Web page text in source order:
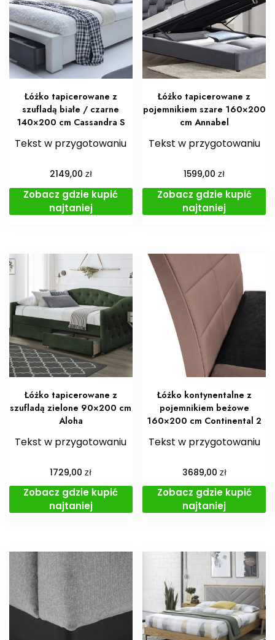
Łóżko tapicerowane z
szufladą białe / czarne
140×200 cm Cassandra S
Tekst w przygotowaniu
2149,00 zł
Zobacz gdzie kupić
najtaniej
Łóżko tapicerowane z
pojemnikiem szare 160×200
cm Annabel
Tekst w przygotowaniu
1599,00zł
Zobacz gdzie kupić
najtaniej
Łóżko tapicerowane z
szufladą zielone 90×200 cm
Aloha
Tekst w przygotowaniu
1729,00zł
Zobacz gdzie kupić
najtaniej
Łóżko kontynentalne z
pojemnikiem beżowe
160×200 cm Continental 2
Tekst w przygotowaniu
3689,00 zł
Zobacz gdzie kupić
najtaniej